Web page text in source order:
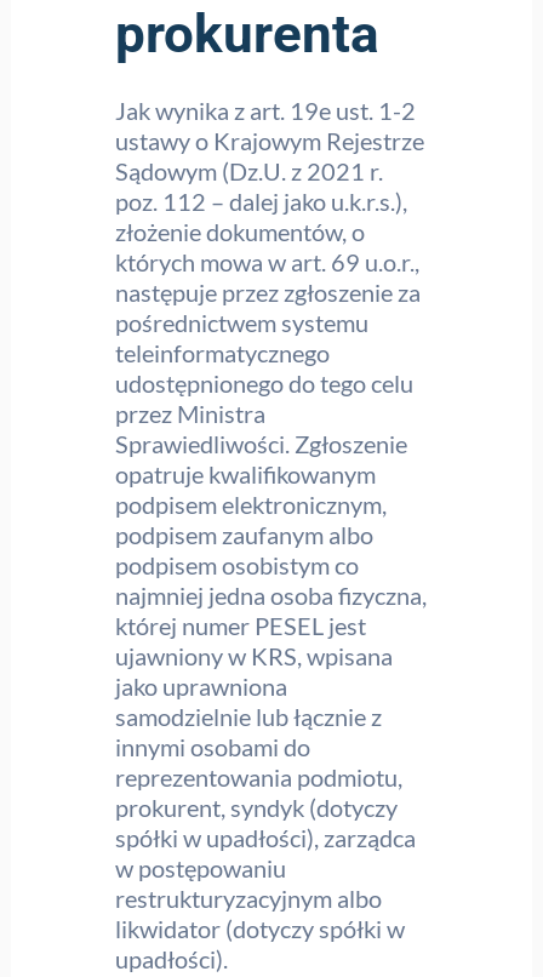
prokurenta
Jak wynika z art. 19e ust. 1-2
ustawy o Krajowym Rejestrze
Sądowym (Dz.U. z 2021 r.
poz. 112 – dalej jako u.k.r.s.),
złożenie dokumentów, o
których mowa w art. 69 u.o.r.,
następuje przez zgłoszenie za
pośrednictwem systemu
teleinformatycznego
udostępnionego do tego celu
przez Ministra
Sprawiedliwości. Zgłoszenie
opatruje kwalifikowanym
podpisem elektronicznym,
podpisem zaufanym albo
podpisem osobistym co
najmniej jedna osoba fizyczna,
której numer PESEL jest
ujawniony w KRS, wpisana
jako uprawniona
samodzielnie lub łącznie z
innymi osobami do
reprezentowania podmiotu,
prokurent, syndyk (dotyczy
spółki w upadłości), zarządca
w postępowaniu
restrukturyzacyjnym albo
likwidator (dotyczy spółki w
upadłości).